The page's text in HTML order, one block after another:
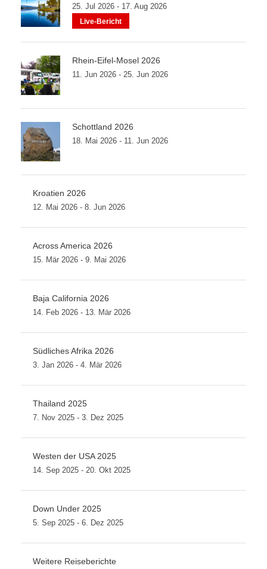
25. Jul 2026 - 17. Aug 2026
Live-Bericht
Rhein-Eifel-Mosel 2026
11. Jun 2026 - 25. Jun 2026
Schottland 2026
18. Mai 2026 - 11. Jun 2026
Kroatien 2026
12. Mai 2026 - 8. Jun 2026
Across America 2026
15. Mär 2026 - 9. Mai 2026
Baja California 2026
14. Feb 2026 - 13. Mär 2026
Südliches Afrika 2026
3. Jan 2026 - 4. Mär 2026
Thailand 2025
7. Nov 2025 - 3. Dez 2025
Westen der USA 2025
14. Sep 2025 - 20. Okt 2025
Down Under 2025
5. Sep 2025 - 6. Dez 2025
Weitere Reiseberichte